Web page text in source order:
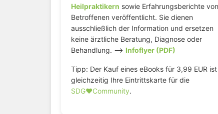
Heilpraktikern sowie Erfahrungsberichte von
Betroffenen veröffentlicht. Sie dienen
ausschließlich der Information und ersetzen
keine ärztliche Beratung, Diagnose oder
Behandlung. –> Infoflyer (PDF)
Tipp: Der Kauf eines eBooks für 3,99 EUR ist
gleichzeitig Ihre Eintrittskarte für die
SDG♥️Community.